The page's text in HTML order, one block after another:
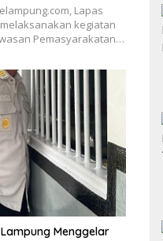
Lapas
kegiatan
Pemasyarakatan…
Menggelar